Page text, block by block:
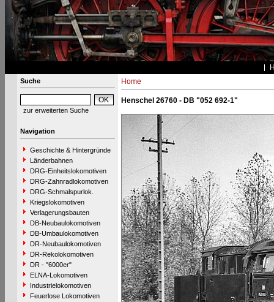
Suche
zur erweiterten Suche
Navigation
Geschichte & Hintergründe
Länderbahnen
DRG-Einheitslokomotiven
DRG-Zahnradlokomotiven
DRG-Schmalspurlok.
Kriegslokomotiven
Verlagerungsbauten
DB-Neubaulokomotiven
DB-Umbaulokomotiven
DR-Neubaulokomotiven
DR-Rekolokomotiven
DR - "6000er"
ELNA-Lokomotiven
Industrielokomotiven
Feuerlose Lokomotiven
Home
Henschel 26760 - DB "052 692-1"